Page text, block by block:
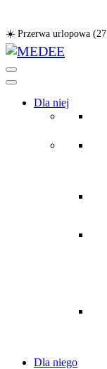
☀️ Przerwa urlopowa
Dla niej
Dla niego